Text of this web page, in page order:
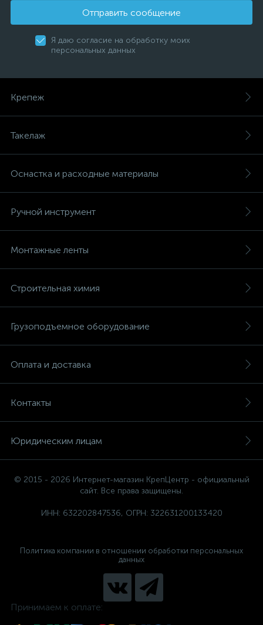
Отправить сообщение
Я даю согласие на обработку моих
персональных данных
Крепеж
Такелаж
Оснастка и расходные материалы
Ручной инструмент
Монтажные ленты
Строительная химия
Грузоподъемное оборудование
Оплата и доставка
Контакты
Юридическим лицам
© 2015 - 2026 Интернет-магазин КрепЦентр - официальный
сайт. Все права защищены.
ИНН: 632202847536, ОГРН: 322631200133420
Политика компании в отношении обработки персональных
данных
Принимаем к оплате: